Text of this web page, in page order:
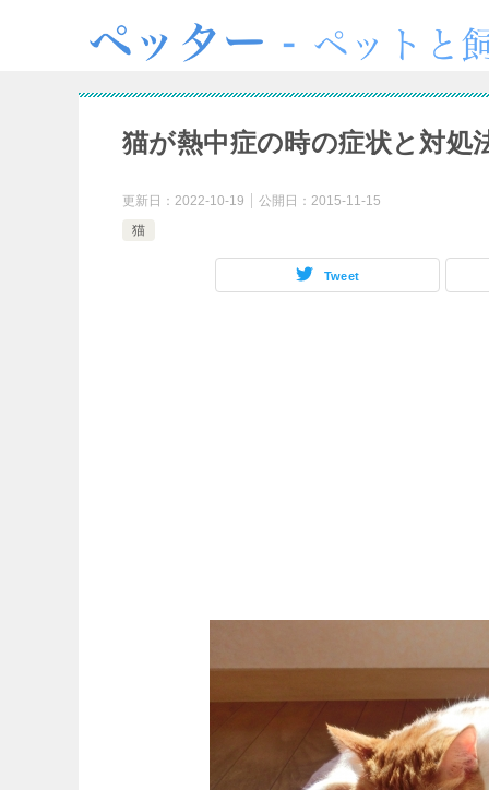
猫が熱中症の時の症状と対処
更新日： 2022-10-19 公開日： 2015-11-15
猫
Tweet